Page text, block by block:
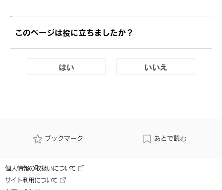
このページは役に立ちましたか？
はい いいえ
ブックマーク あとで読む
個人情報の取扱いについて
サイト利用について